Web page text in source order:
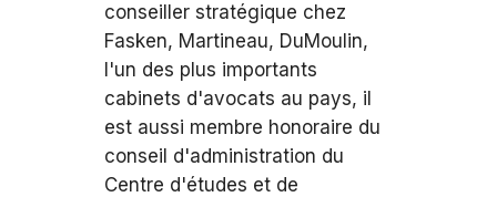
conseiller stratégique chez
Fasken, Martineau, DuMoulin,
l'un des plus importants
cabinets d'avocats au pays, il
est aussi membre honoraire du
conseil d'administration du
Centre d'études et de